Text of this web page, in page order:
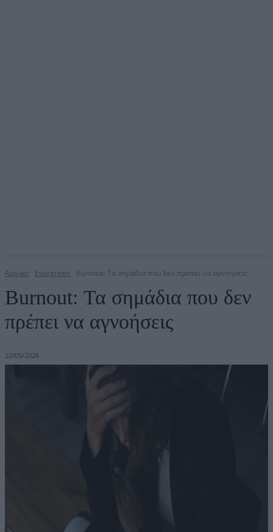
Αρχική Evergreen Burnout: Τα σημάδια που δεν πρέπει να αγνοήσεις
Burnout: Τα σημάδια που δεν
πρέπει να αγνοήσεις
22/05/2026